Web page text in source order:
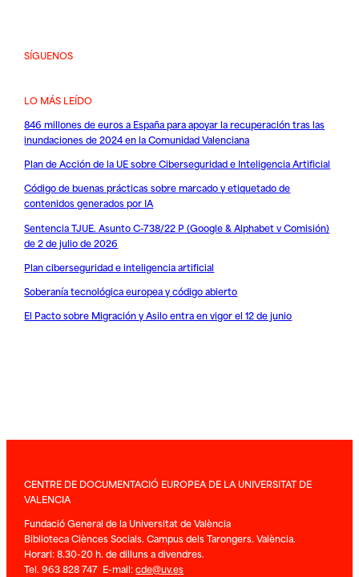
SÍGUENOS
LO MÁS LEÍDO
846 millones de euros a España para apoyar la recuperación tras las
inundaciones de 2024 en la Comunidad Valenciana
Plan de Acción de la UE sobre Ciberseguridad e Inteligencia Artificial
Código de buenas prácticas sobre marcado y etiquetado de
contenidos generados por IA
Sentencia TJUE. Asunto C-738/22 P (Google & Alphabet v Comisión)
de 2 de julio de 2026
Plan ciberseguridad e inteligencia artificial
Soberanía tecnológica europea y código abierto
El Pacto sobre Migración y Asilo entra en vigor el 12 de junio
CENTRE DE DOCUMENTACIÓ EUROPEA DE LA UNIVERSITAT DE
VALENCIA
Fundació General de la Universitat de València
Biblioteca Ciènces Socials. Campus dels Tarongers. València.
Horari: 8.30-20 h. de dilluns a divendres.
Tel. 963 828 747 E-mail:cde@uv.es